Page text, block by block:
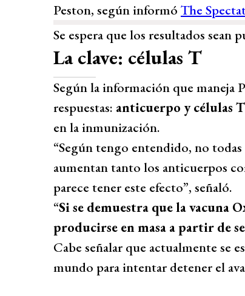
Peston, según informó The
Se espera que los resultados sean
La clave: células T
Según la información que maneja
respuestas: anticuerpo y células T
en la inmunización.
“Según tengo entendido, no
aumentan tanto los anticuerpos
parece tener este efecto”, señaló.
“Si se demuestra que la vacuna
producirse en masa a partir de
Cabe señalar que actualmente se
mundo para intentar detener el